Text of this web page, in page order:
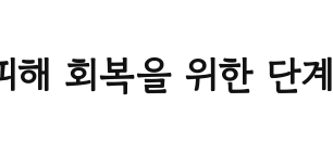
해 회복을 위한 단계